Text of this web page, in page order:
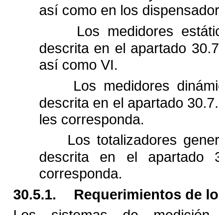
así como en los
Los medidores
descrita en el apartado
así como VI.
Los medidores
descrita en el apartado
les corresponda.
Los totalizadores
descrita en el apartado
corresponda.
30.5.1.
Requerimientos de